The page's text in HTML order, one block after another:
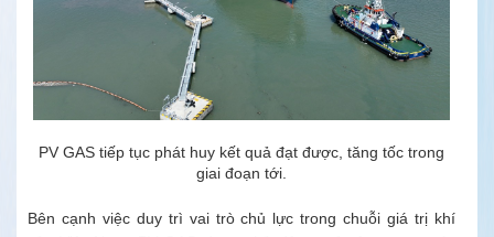
PV GAS tiếp tục phát huy kết quả đạt được, tăng tốc trong
giai đoạn tới.
Bên cạnh việc duy trì vai trò chủ lực trong chuỗi giá trị khí